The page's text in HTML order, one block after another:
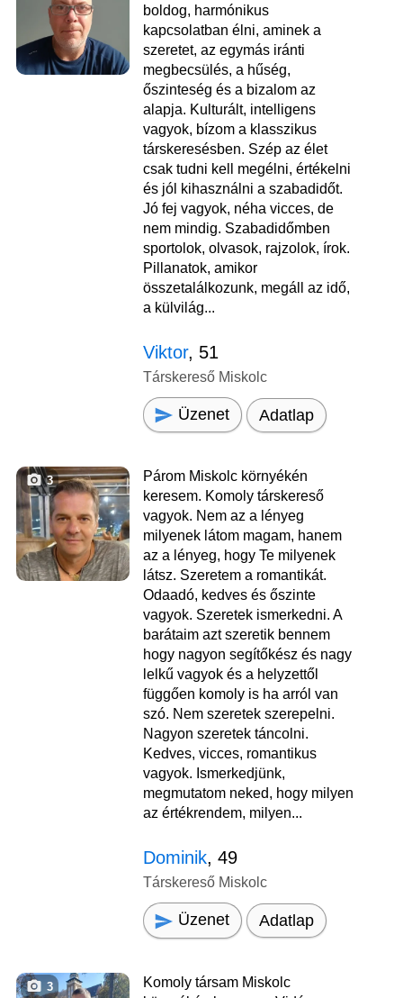
boldog, harmónikus
kapcsolatban élni, aminek a
szeretet, az egymás iránti
megbecsülés, a hűség,
őszinteség és a bizalom az
alapja. Kulturált, intelligens
vagyok, bízom a klasszikus
társkeresésben. Szép az élet
csak tudni kell megélni, értékelni
és jól kihasználni a szabadidőt.
Jó fej vagyok, néha vicces, de
nem mindig. Szabadidőmben
sportolok, olvasok, rajzolok, írok.
Pillanatok, amikor
összetalálkozunk, megáll az idő,
a külvilág...
Viktor, 51
Társkereső Miskolc
Üzenet Adatlap
3
Párom Miskolc környékén
keresem. Komoly társkereső
vagyok. Nem az a lényeg
milyenek látom magam, hanem
az a lényeg, hogy Te milyenek
látsz. Szeretem a romantikát.
Odaadó, kedves és őszinte
vagyok. Szeretek ismerkedni. A
barátaim azt szeretik bennem
hogy nagyon segítőkész és nagy
lelkű vagyok és a helyzettől
függően komoly is ha arról van
szó. Nem szeretek szerepelni.
Nagyon szeretek táncolni.
Kedves, vicces, romantikus
vagyok. Ismerkedjünk,
megmutatom neked, hogy milyen
az értékrendem, milyen...
Dominik, 49
Társkereső Miskolc
Üzenet Adatlap
3
Komoly társam Miskolc